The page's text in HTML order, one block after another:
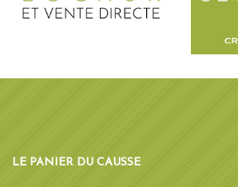
LE PANIER DU CAUSSE